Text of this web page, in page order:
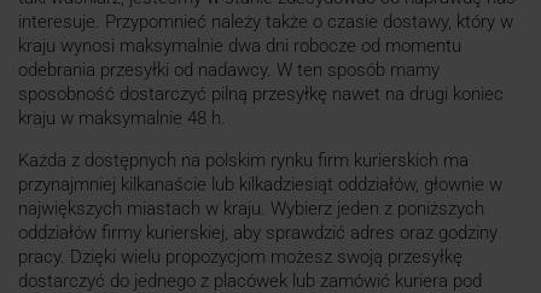
interesuje. Przypomnieć należy także o czasie dostawy, który w
kraju wynosi maksymalnie dwa dni robocze od momentu
odebrania przesyłki od nadawcy. W ten sposób mamy
sposobność dostarczyć pilną przesyłkę nawet na drugi koniec
kraju w maksymalnie 48 h.
Każda z dostępnych na polskim rynku firm kurierskich ma
przynajmniej kilkanaście lub kilkadziesiąt oddziałów, głownie w
największych miastach w kraju. Wybierz jeden z poniższych
oddziałów firmy kurierskiej, aby sprawdzić adres oraz godziny
pracy. Dzięki wielu propozycjom możesz swoją przesyłkę
dostarczyć do jednego z placówek lub zamówić kuriera pod